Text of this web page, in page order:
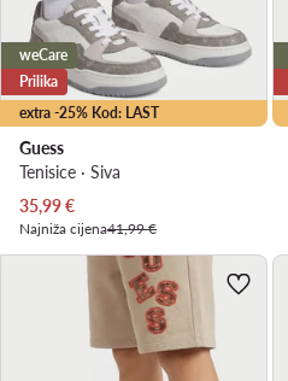
extra -25% Kod: LAST
weCare
Prilika
Guess
Tenisice · Siva
Trenutna cijena
35,99€
Najniža cijena41,99 €